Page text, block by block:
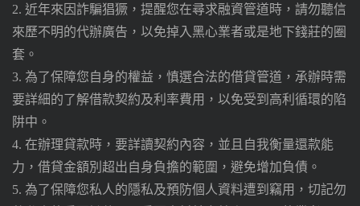
2. 近年來因詐騙猖獗，提醒您在尋求融資管道時，請勿聽信
來歷不明的代辦廣告，以免掉入黑心業者或是地下錢莊的圈
套。
3. 為了保障您自身的權益，慎選合法的借貸管道，承辦時需
要詳細的了解借款契約及利率費用，以免受到高利循環的陷
阱中。
4. 在辦理貸款時，要詳讀契約內容，並且自我衡量還款能
力，借貸金額別超出自身負擔的範圍，避免增加負債。
5. 為了保障您私人的隱私及預防個人資料遭到竊用，切記勿